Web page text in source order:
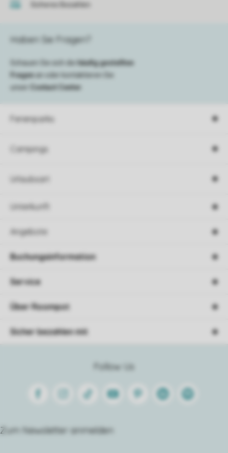
Sicheres Bezahlen
Ferienparks
Campings
Urlaubsart
Unterkunft
Angebote
Haben Sie Fragen?
Schauen Sie sich die
häufig gestellten
Fragen an oder kontaktieren Sie
unser
Contact Center
Follow Us
FacebookInstagram
Tiktok Youtube PinterestLinkedinSpotify
Zum Newsletter anmelden
Buchungsinformation
Service
Über Roompot
Sicher bezahlen mit